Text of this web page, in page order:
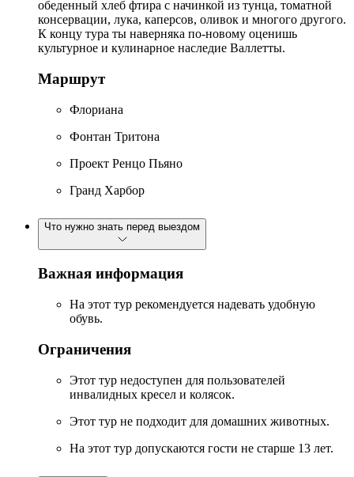
обеденный хлеб фтира с начинкой из тунца, томатной
консервации, лука, каперсов, оливок и многого другого.
К концу тура ты наверняка по-новому оценишь
культурное и кулинарное наследие Валлетты.
Маршрут
Флориана
Фонтан Тритона
Проект Ренцо Пьяно
Гранд Харбор
Что нужно знать перед выездом
Важная информация
На этот тур рекомендуется надевать удобную
обувь.
Ограничения
Этот тур недоступен для пользователей
инвалидных кресел и колясок.
Этот тур не подходит для домашних животных.
На этот тур допускаются гости не старше 13 лет.